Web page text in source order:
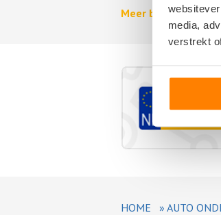
media,
verstrekt
Meer berichten
HOME » AUTO